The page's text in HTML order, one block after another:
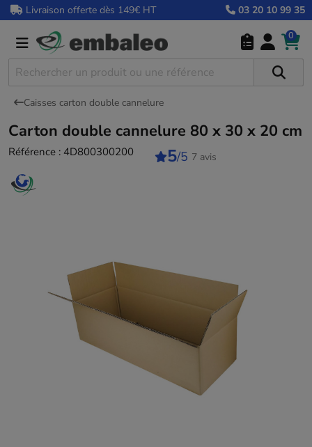
Livraison offerte dès 149€ HT 03 20 10 99 35
0
Caisses carton double cannelure
Carton double cannelure 80 x 30 x 20 cm
Référence : 4D800300200 5/5 7 avis